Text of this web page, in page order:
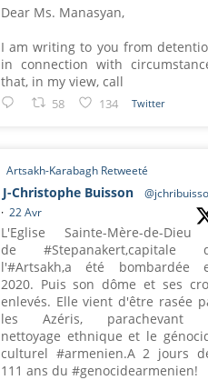
Dear Ms. Manasyan,
I am writing to you from
in connection with
that, in my view, call
58 134 Twitter
Artsakh-Karabagh Retweeté
J-Christophe Buisson
· 22 Avr
L'Eglise Sainte-Mère-de-Dieu
de #Stepanakert,capitale
l'#Artsakh,a été bombardée
2020. Puis son dôme et ses
enlevés. Elle vient d'être rasée
les Azéris, parachevant
nettoyage ethnique et le
culturel #armenien.A 2 jours
111 ans du #genocidearmenien!